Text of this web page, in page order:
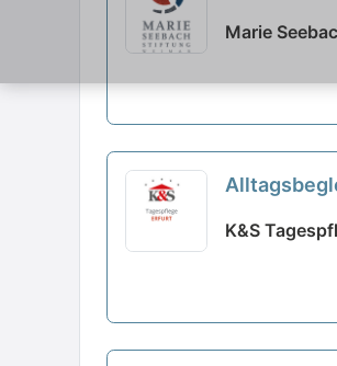
Marie
K&S